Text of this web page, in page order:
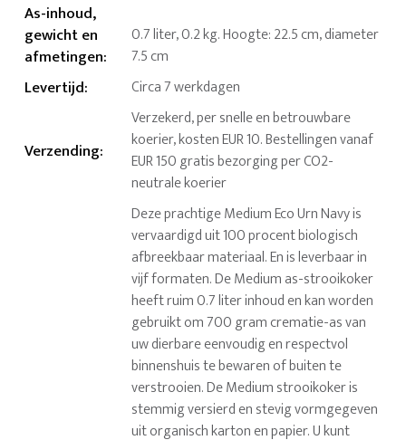
As-inhoud,
gewicht en
afmetingen:
0.7 liter, 0.2 kg. Hoogte: 22.5 cm, diameter
7.5 cm
Levertijd: Circa 7 werkdagen
Verzending:
Verzekerd, per snelle en betrouwbare
koerier, kosten EUR 10. Bestellingen vanaf
EUR 150 gratis bezorging per CO2-
neutrale koerier
Deze prachtige Medium Eco Urn Navy is
vervaardigd uit 100 procent biologisch
afbreekbaar materiaal. En is leverbaar in
vijf formaten. De Medium as-strooikoker
heeft ruim 0.7 liter inhoud en kan worden
gebruikt om 700 gram crematie-as van
uw dierbare eenvoudig en respectvol
binnenshuis te bewaren of buiten te
verstrooien. De Medium strooikoker is
stemmig versierd en stevig vormgegeven
uit organisch karton en papier. U kunt